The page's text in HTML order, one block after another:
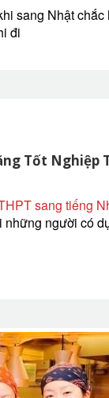
sang Nhật chắc
đi
Tốt Nghiệp
sang tiếng
những người có